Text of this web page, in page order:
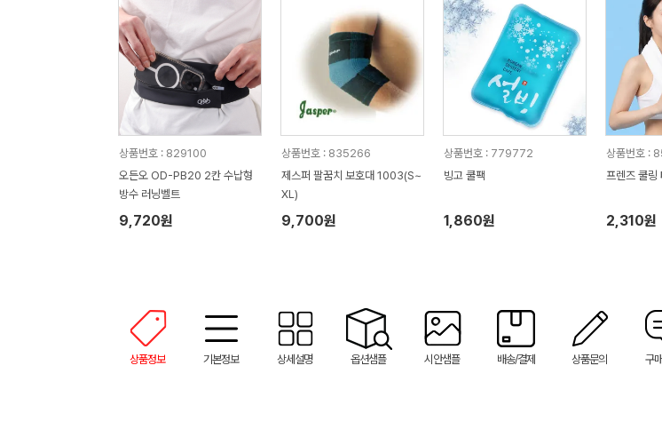
상품번호 : 829100
오든오 OD-PB20 2칸 수납형
방수 러닝벨트
9,720원
상품번호 : 835266
제스퍼 팔꿈치 보호대 1003(S~
XL)
9,700원
상품번호 : 779772
빙고 쿨팩
1,860원
상품번호 :
프렌즈 쿨링
2,310원
상품정보 기본정보 상세설명 옵션샘플 시안샘플 배송/결제 상품문의 구